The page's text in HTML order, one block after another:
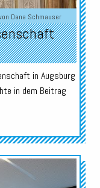
Dana Schmauser
in Augsburg
in dem Beitrag
Audio-
Player